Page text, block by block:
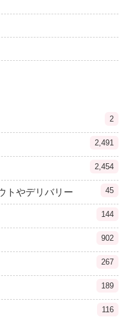
2
2,491
2,454
トやデリバリー 45
144
902
267
189
116